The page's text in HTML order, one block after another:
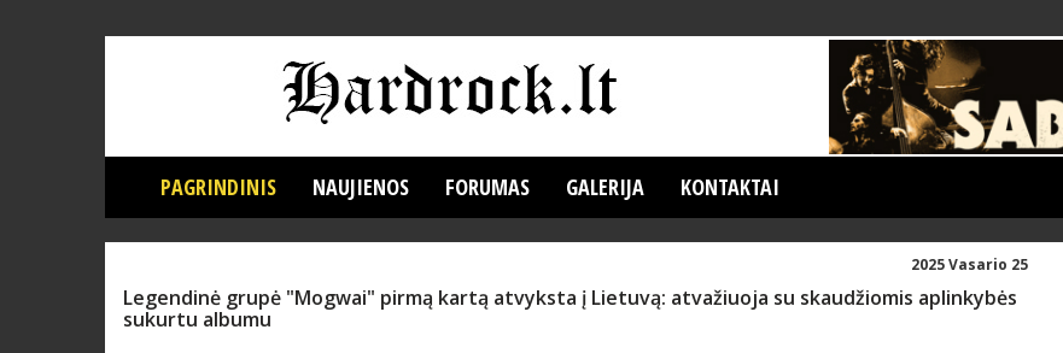
PAGRINDINIS NAUJIENOS FORUMAS GALERIJA KONTAKTAI
2025 Vasario 25
Legendinė grupė "Mogwai" pirmą kartą atvyksta į Lietuvą: atvažiuoja su skaudžiomis aplinkybės
sukurtu albumu